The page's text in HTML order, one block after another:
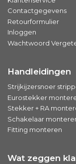
Contactgegevens
Retourformulier
Inloggen
Wachtwoord
Handleidingen
Strijkijzersnoer
Eurostekker
Stekker + RA
Schakelaar
Fitting monteren
Wat zeggen